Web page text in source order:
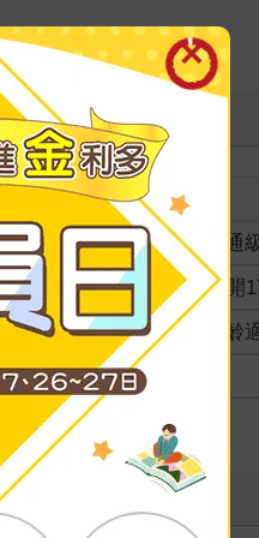
裝訂
分級
普通
商品規格
18開
適讀年齡
全齡
級別